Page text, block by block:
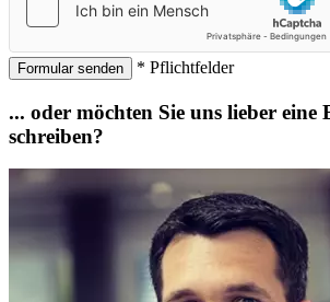
Formular senden * Pflichtfelder
... oder möchten Sie uns lieber eine
schreiben?